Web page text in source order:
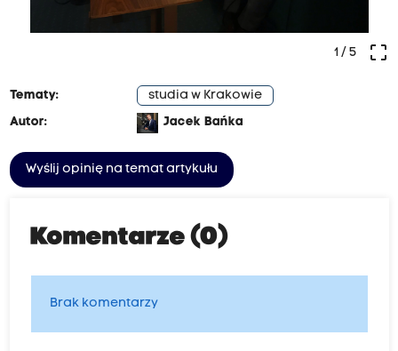
crop_free
1/ 5
Tematy:
studia w Krakowie
Autor:
Jacek Bańka
Wyślij opinię na temat artykułu
Komentarze (0)
Brak komentarzy